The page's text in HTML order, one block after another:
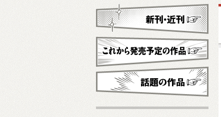
新刊・近刊
これから発売予定